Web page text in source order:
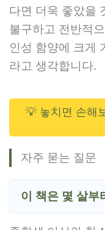
다면 더욱 좋았을
불구하고 전반적
인성 함양에 크게
라고 생각합니다.
💡 놓치면 손해
자주 묻는 질문
이 책은 몇 살부